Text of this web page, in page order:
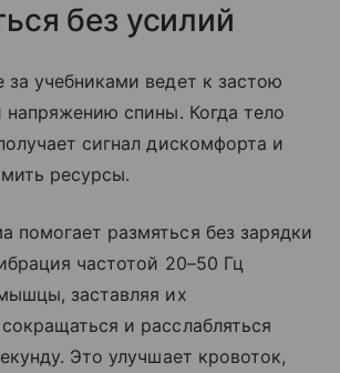
без усилий
за учебниками ведет к застою
напряжению спины. Когда тело
сигнал дискомфорта и
ресурсы.
помогает размяться без зарядки
частотой 20–50 Гц
заставляя их
и расслабляться
Это улучшает кровоток,